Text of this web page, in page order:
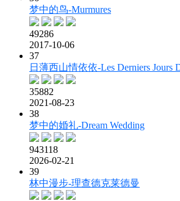
梦中的鸟-Murmures
49286
2017-10-06
37
日薄西山情依依-Les Derniers Jours
35882
2021-08-23
38
梦中的婚礼-Dream Wedding
943118
2026-02-21
39
林中漫步-理查德克莱德曼